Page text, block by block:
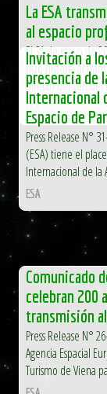
La ESA
al espacio
El 31 de mayo de
hizo historia al
directo del Vals del
ESA
Invitación a
presencia de
Internacional
Espacio de
Press Release N°
(ESA) tiene el
Internacional de la
ESA
Comunicado
celebran 200
transmisión
Press Release N°
Agencia Espacial
Turismo de Viena